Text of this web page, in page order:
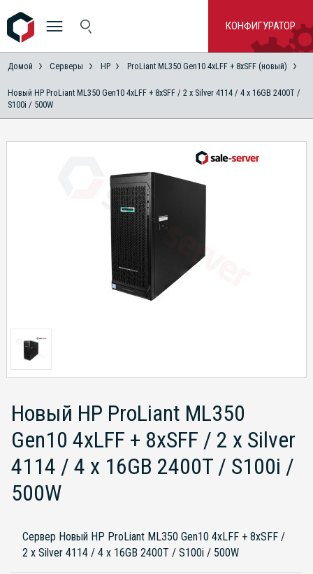
КОНФИГУРАТОР
Домой Серверы HP ProLiant ML350 Gen10 4xLFF + 8xSFF (новый)
Новый HP ProLiant ML350 Gen10 4xLFF + 8xSFF / 2 x Silver 4114 / 4 x 16GB 2400T /
S100i / 500W
Новый HP ProLiant ML350
Gen10 4xLFF + 8xSFF / 2 x Silver
4114 / 4 x 16GB 2400T / S100i /
500W
Сервер Новый HP ProLiant ML350 Gen10 4xLFF + 8xSFF /
2 x Silver 4114 / 4 x 16GB 2400T / S100i / 500W